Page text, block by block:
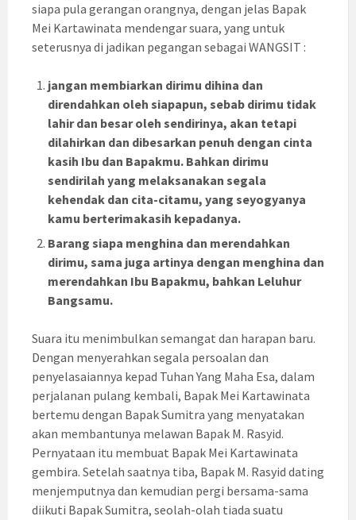
siapa pula gerangan orangnya, dengan jelas Bapak
Mei Kartawinata mendengar suara, yang untuk
seterusnya di jadikan pegangan sebagai WANGSIT :
jangan membiarkan dirimu dihina dan
direndahkan oleh siapapun, sebab dirimu tidak
lahir dan besar oleh sendirinya, akan tetapi
dilahirkan dan dibesarkan penuh dengan cinta
kasih Ibu dan Bapakmu. Bahkan dirimu
sendirilah yang melaksanakan segala
kehendak dan cita-citamu, yang seyogyanya
kamu berterimakasih kepadanya.
Barang siapa menghina dan merendahkan
dirimu, sama juga artinya dengan menghina dan
merendahkan Ibu Bapakmu, bahkan Leluhur
Bangsamu.
Suara itu menimbulkan semangat dan harapan baru.
Dengan menyerahkan segala persoalan dan
penyelasaiannya kepad Tuhan Yang Maha Esa, dalam
perjalanan pulang kembali, Bapak Mei Kartawinata
bertemu dengan Bapak Sumitra yang menyatakan
akan membantunya melawan Bapak M. Rasyid.
Pernyataan itu membuat Bapak Mei Kartawinata
gembira. Setelah saatnya tiba, Bapak M. Rasyid dating
menjemputnya dan kemudian pergi bersama-sama
diikuti Bapak Sumitra, seolah-olah tiada suatu